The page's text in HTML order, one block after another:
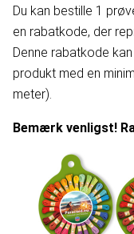
Du kan bestille 1
en rabatkode, der
Denne rabatkode
produkt med en
meter).
Bemærk venligst!